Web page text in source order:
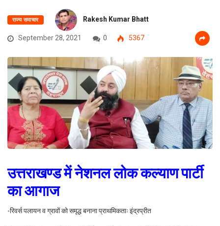
राज्य समाचार Rakesh Kumar Bhatt
September 28, 2021 0 5367
उत्तराखण्ड में नेशनल लोक कल्याण पार्टी
का आगाज
-रिवर्स पलायन व ग्रावों को समृद्ध बनाना प्राथमिकताः इंद्रप्रीत